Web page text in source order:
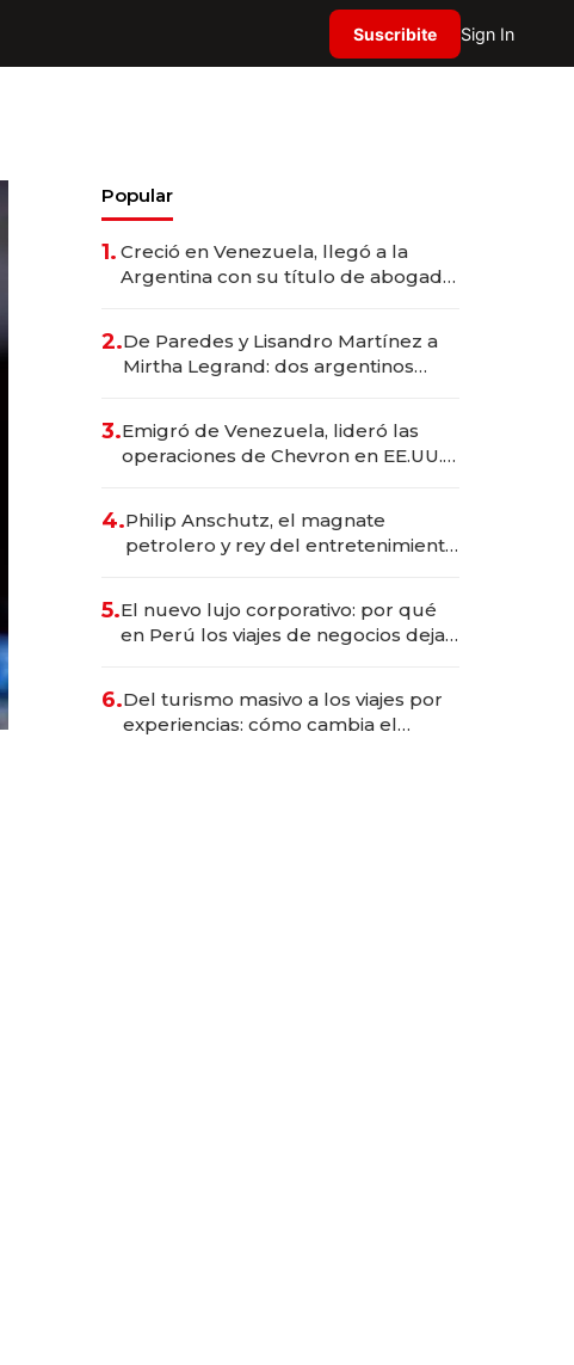
Suscribite Sign In
Popular
1. Creció en Venezuela, llegó a la
Argentina con su título de abogado
marcas "fast premium"
2.De Paredes y Lisandro Martínez a
Mirtha Legrand: dos argentinos
3.Emigró de Venezuela, lideró las
operaciones de Chevron en EE.UU. y
4.Philip Anschutz, el magnate
petrolero y rey del entretenimiento
5.El nuevo lujo corporativo: por qué
en Perú los viajes de negocios dejan
6.Del turismo masivo a los viajes por
experiencias: cómo cambia el